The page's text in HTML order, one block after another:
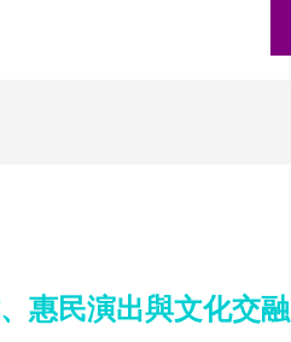
惠民演出與文化交融